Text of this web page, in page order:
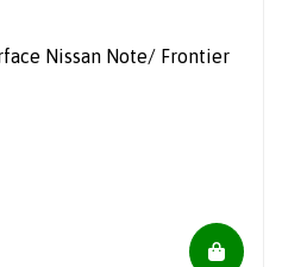
Nissan Note/ Frontier